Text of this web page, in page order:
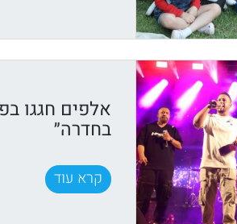
אלפים חגגו
בחדרה״
קרא עוד